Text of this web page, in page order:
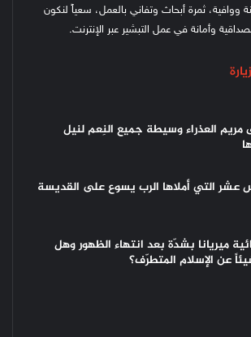
ووافية، ثمرة أبحاث وتفاني بالعمل، سعياً لنكون
وأمانة في عمل التبشير عبر الإنترنت.
مريم العذراء وسيطة جميع النِعم لنيل
عشر التي أملاها الرب يسوع على القديسة
ميريانا بشدّة بعد انتهاء الظهور وهل
عن الإسلام المتطرّف؟